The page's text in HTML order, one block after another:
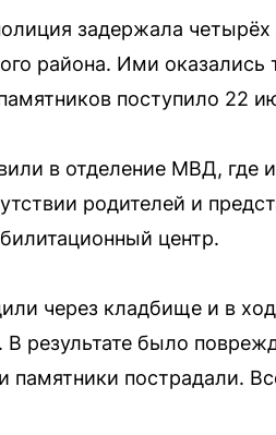
задержала
района. Ими оказались
поступило 22
в отделение МВД, где
родителей и
центр.
через кладбище и в
результате было
памятники пострадали.